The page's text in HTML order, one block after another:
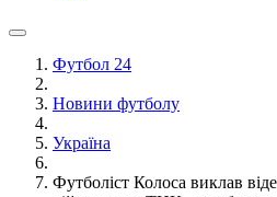
Футбол 24
Новини футболу
Україна
Футболіст Колоса виклав